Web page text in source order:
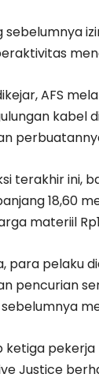
sebelumnya
AFS
kabel
terakhir ini,
18,60
materiil
para pelaku
pencurian
ketiga
Justice